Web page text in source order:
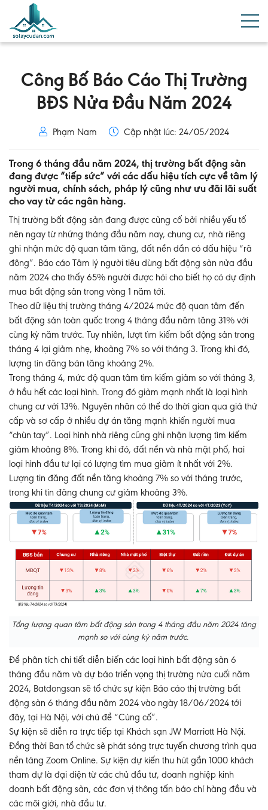
Công Bố Báo Cáo Thị Trường
BĐS Nửa Đầu Năm 2024
Phạm Nam Cập nhật lúc: 24/05/2024
Trong 6 tháng đầu năm 2024, thị trường bất động sản
đang được “tiếp sức” với các dấu hiệu tích cực về tâm lý
người mua, chính sách, pháp lý cũng như ưu đãi lãi suất
cho vay từ các ngân hàng.
Thị trường bất động sản đang được củng cố bởi nhiều yếu tố
nên ngay từ những tháng đầu năm nay, chung cư, nhà riêng
ghi nhận mức độ quan tâm tăng, đất nền dần có dấu hiệu “rã
đông”. Báo cáo Tâm lý người tiêu dùng bất động sản nửa đầu
năm 2024 cho thấy 65% người được hỏi cho biết họ có dự định
mua bất động sản trong vòng 1 năm tới.
Theo dữ liệu thị trường tháng 4/2024 mức độ quan tâm đến
bất động sản toàn quốc trong 4 tháng đầu năm tăng 31% với
cùng kỳ năm trước​. Tuy nhiên, lượt tìm kiếm bất động sản trong
tháng 4 lại giảm nhẹ, khoảng 7% so với tháng 3. Trong khi đó,
lượng tin đăng bán tăng khoảng 2%.
Trong tháng 4, mức độ quan tâm tìm kiếm giảm so với tháng 3,
ở hầu hết các loại hình. Trong đó giảm mạnh nhất là loại hình
chung cư với 13%. Nguyên nhân có thể do thời gian qua giá thứ
cấp và sơ cấp ở nhiều dự án tăng mạnh khiến người mua
“chùn tay”. Loại hình nhà riêng cũng ghi nhận lượng tìm kiếm
giảm khoảng 8%. Trong khi đó, đất nền và nhà mặt phố, hai
loại hình đầu tư lại có lượng tìm mua giảm ít nhất với 2%.
Lượng tin đăng đất nền tăng khoảng 7% so với tháng trước,
trong khi tin đăng chung cư giảm khoảng 3%.
Tổng lượng quan tâm bất động sản trong 4 tháng đầu năm 2024 tăng
mạnh so với cùng kỳ năm trước.
Để phân tích chi tiết diễn biến các loại hình bất động sản 6
tháng đầu năm và dự báo triển vọng thị trường nửa cuối năm
2024, Batdongsan sẽ tổ chức sự kiện Báo cáo thị trường bất
động sản 6 tháng đầu năm 2024 vào ngày 18/06/2024 tới
đây, tại Hà Nội, với chủ đề “Củng cố”.
Sự kiện sẽ diễn ra trực tiếp tại Khách sạn JW Marriott Hà Nội.
Đồng thời Ban tổ chức sẽ phát sóng trực tuyến chương trình qua
nền tảng Zoom Online. Sự kiện dự kiến thu hút gần 1000 khách
tham dự là đại diện từ các chủ đầu tư, doanh nghiệp kinh
doanh bất động sản, các đơn vị thông tấn báo chí hàng đầu và
các môi giới, nhà đầu tư.